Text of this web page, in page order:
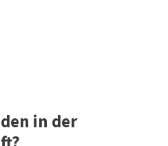
in der